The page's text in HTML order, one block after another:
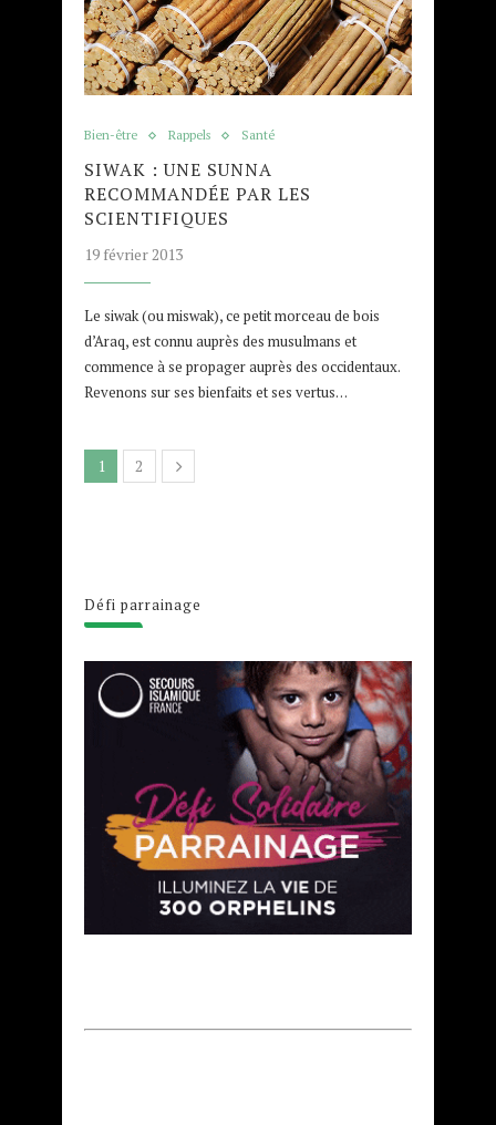
Bien-être Rappels Santé
SIWAK : UNE SUNNA
RECOMMANDÉE PAR LES
SCIENTIFIQUES
19 février 2013
Le siwak (ou miswak), ce petit morceau de bois
d’Araq, est connu auprès des musulmans et
commence à se propager auprès des occidentaux.
Revenons sur ses bienfaits et ses vertus…
1 2
Défi parrainage